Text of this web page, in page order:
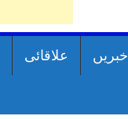
خبریں علاقائی